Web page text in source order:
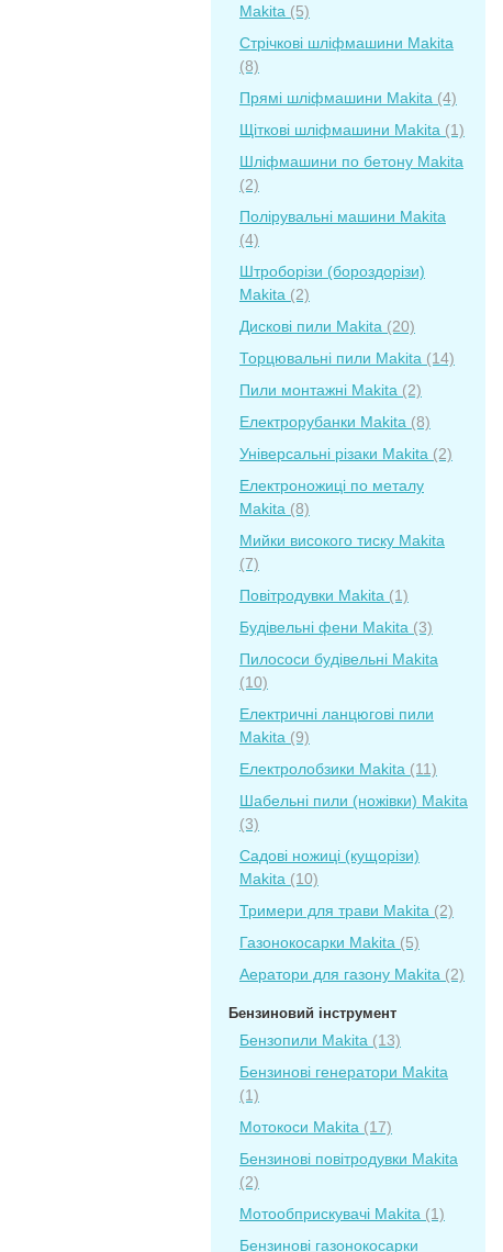
Makita (5)
Стрічкові шліфмашини Makita
(8)
Прямі шліфмашини Makita (4)
Щіткові шліфмашини Makita (1)
Шліфмашини по бетону Makita
(2)
Полірувальні машини Makita
(4)
Штроборізи (бороздорізи)
Makita (2)
Дискові пили Makita (20)
Торцювальні пили Makita (14)
Пили монтажні Makita (2)
Електрорубанки Makita (8)
Універсальні різаки Makita (2)
Електроножиці по металу
Makita (8)
Мийки високого тиску Makita
(7)
Повітродувки Makita (1)
Будівельні фени Makita (3)
Пилососи будівельні Makita
(10)
Електричні ланцюгові пили
Makita (9)
Електролобзики Makita (11)
Шабельні пили (ножівки) Makita
(3)
Садові ножиці (кущорізи)
Makita (10)
Тримери для трави Makita (2)
Газонокосарки Makita (5)
Аератори для газону Makita (2)
Бензиновий інструмент
Бензопили Makita (13)
Бензинові генератори Makita
(1)
Мотокоси Makita (17)
Бензинові повітродувки Makita
(2)
Мотообприскувачі Makita (1)
Бензинові газонокосарки